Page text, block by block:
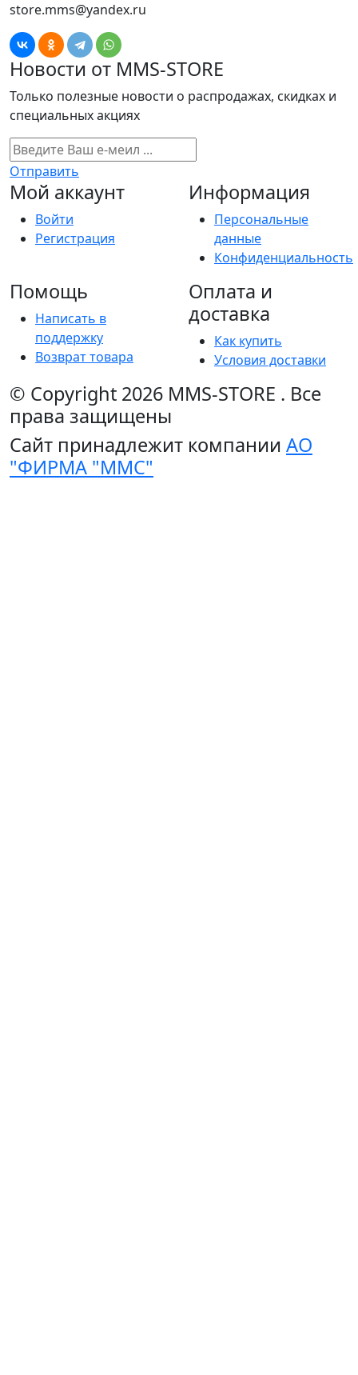
store.mms@yandex.ru
Новости от MMS-STORE
Только полезные новости о распродажах, скидках и
специальных акциях
Отправить
Мой аккаунт
Войти
Регистрация
Информация
Персональные
данные
Конфиденциальность
Помощь
Написать в
поддержку
Возврат товара
Оплата и
доставка
Как купить
Условия доставки
© Copyright 2026 MMS-STORE . Все
права защищены
Сайт принадлежит компании АО
"ФИРМА "ММС"